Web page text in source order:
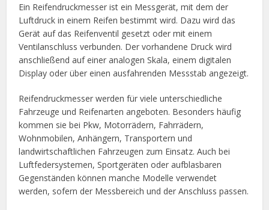
Ein Reifendruckmesser ist ein Messgerät, mit dem der
Luftdruck in einem Reifen bestimmt wird. Dazu wird das
Gerät auf das Reifenventil gesetzt oder mit einem
Ventilanschluss verbunden. Der vorhandene Druck wird
anschließend auf einer analogen Skala, einem digitalen
Display oder über einen ausfahrenden Messstab angezeigt.
Reifendruckmesser werden für viele unterschiedliche
Fahrzeuge und Reifenarten angeboten. Besonders häufig
kommen sie bei Pkw, Motorrädern, Fahrrädern,
Wohnmobilen, Anhängern, Transportern und
landwirtschaftlichen Fahrzeugen zum Einsatz. Auch bei
Luftfedersystemen, Sportgeräten oder aufblasbaren
Gegenständen können manche Modelle verwendet
werden, sofern der Messbereich und der Anschluss passen.